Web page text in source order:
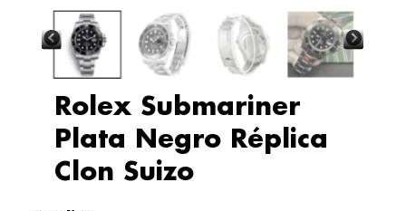
Rolex Submariner
Plata Negro Réplica
Clon Suizo